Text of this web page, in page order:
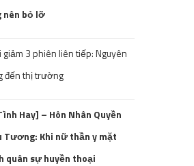
nên bỏ lỡ
giảm 3 phiên liên tiếp: Nguyên
đến thị trường
Hay] – Hôn Nhân Quyền
Tương: Khi nữ thần y mặt
quân sự huyền thoại